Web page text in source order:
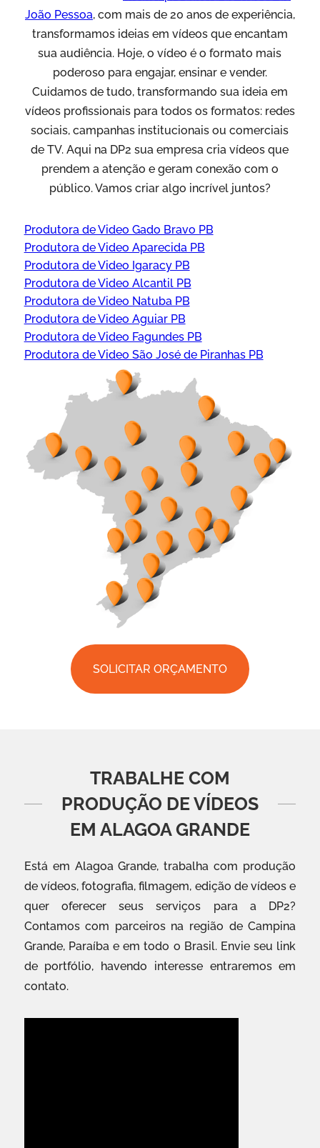
João Pessoa, com mais de 20 anos de experiência,
transformamos ideias em vídeos que encantam
sua audiência. Hoje, o vídeo é o formato mais
poderoso para engajar, ensinar e vender.
Cuidamos de tudo, transformando sua ideia em
vídeos profissionais para todos os formatos: redes
sociais, campanhas institucionais ou comerciais
de TV. Aqui na DP2 sua empresa cria vídeos que
prendem a atenção e geram conexão com o
público. Vamos criar algo incrível juntos?
Produtora de Video Gado Bravo PB
Produtora de Video Aparecida PB
Produtora de Video Igaracy PB
Produtora de Video Alcantil PB
Produtora de Video Natuba PB
Produtora de Video Aguiar PB
Produtora de Video Fagundes PB
Produtora de Video São José de Piranhas PB
SOLICITAR ORÇAMENTO
TRABALHE COM
PRODUÇÃO DE VÍDEOS
EM ALAGOA GRANDE
Está em Alagoa Grande, trabalha com produção
de vídeos, fotografia, filmagem, edição de vídeos e
quer oferecer seus serviços para a DP2?
Contamos com parceiros na região de Campina
Grande, Paraíba e em todo o Brasil. Envie seu link
de portfólio, havendo interesse entraremos em
contato.